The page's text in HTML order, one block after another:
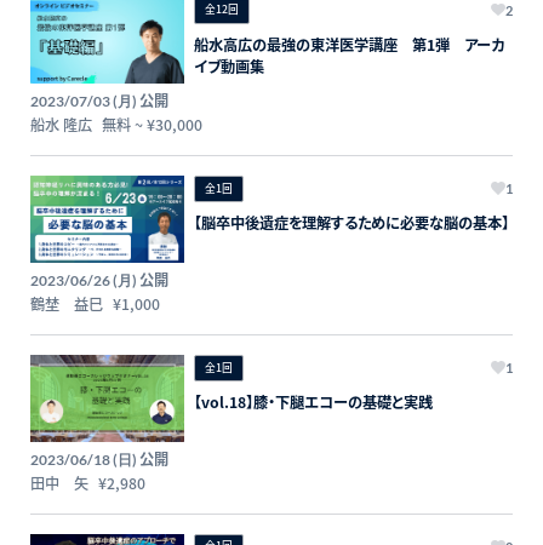
全12回 2
船水高広の最強の東洋医学講座 第1弾 アーカ
イブ動画集
2023/07/03 (月) 公開
船水 隆広 無料~¥30,000
全1回 1
【脳卒中後遺症を理解するために必要な脳の基本】
2023/06/26 (月) 公開
鶴埜 益巳 ¥1,000
全1回 1
【vol.18】膝・下腿エコーの基礎と実践
2023/06/18 (日) 公開
田中 矢 ¥2,980